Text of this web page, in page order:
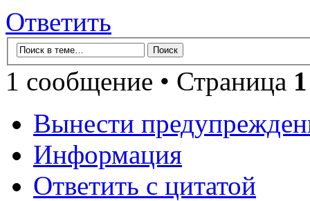
Ответить
1 сообщение • Страница 1
Вынести
Информация
Ответить с цитатой